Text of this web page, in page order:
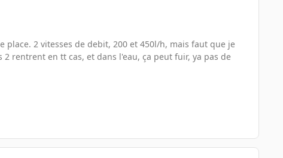
2 vitesses de debit, 200 et 450l/h, mais faut que je
rentrent en tt cas, et dans l'eau, ça peut fuir, ya pas de